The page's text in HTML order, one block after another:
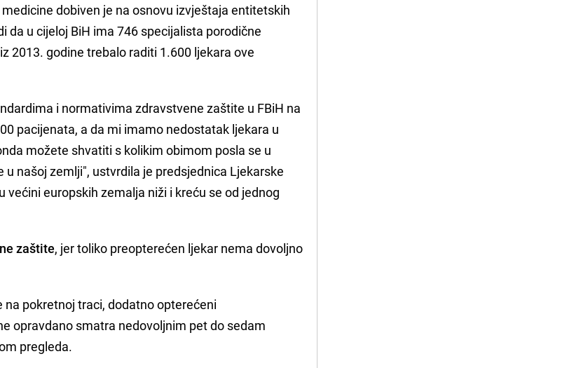
dobiven je na osnovu izvještaja entitetskih
da u cijeloj BiH ima 746 specijalista porodične
2013. godine trebalo raditi 1.600 ljekara ove
i normativima zdravstvene zaštite u FBiH na
pacijenata, a da mi imamo nedostatak ljekara u
možete shvatiti s kolikim obimom posla se u
našoj zemlji", ustvrdila je predsjednica Ljekarske
većini europskih zemalja niži i kreću se od jednog
zaštite, jer toliko preopterećen ljekar nema dovoljno
pokretnoj traci, dodatno opterećeni
opravdano smatra nedovoljnim pet do sedam
pregleda.